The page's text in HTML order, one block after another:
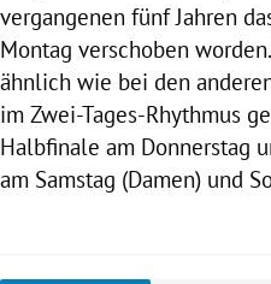
vergangenen fünf Jahren
Montag verschoben
ähnlich wie bei den
im Zwei-Tages-Rhythmus
Halbfinale am Donnerstag
am Samstag (Damen) und